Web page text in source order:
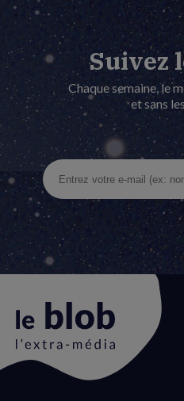
Suivez
Chaque semaine, le
et sans